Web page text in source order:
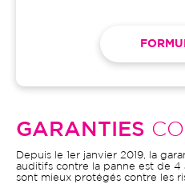
GARANTIES
Depuis le 1er janvier 2019, la
auditifs contre la panne est de 4
sont mieux protégés contre les